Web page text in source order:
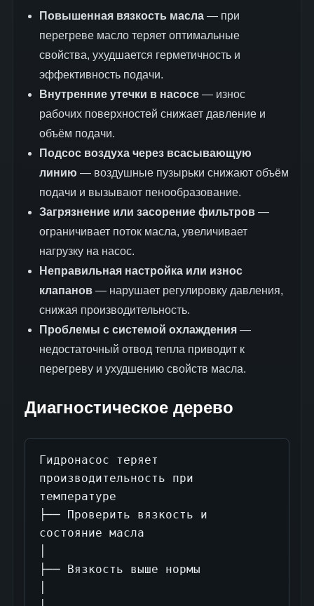
Повышенная вязкость масла— при
перегреве масло теряет оптимальные
свойства, ухудшается герметичность и
эффективность подачи.
Внутренние утечки в насосе— износ
рабочих поверхностей снижает давление и
объём подачи.
Подсос воздуха через всасывающую
линию — воздушные пузырьки снижают объём
подачи и вызывают пенообразование.
Загрязнение или засорение фильтров—
ограничивает поток масла, увеличивает
нагрузку на насос.
Неправильная настройка или износ
клапанов— нарушает регулировку давления,
снижая производительность.
Проблемы с системой охлаждения—
недостаточный отвод тепла приводит к
перегреву и ухудшению свойств масла.
Диагностическое дерево
Гидронасос теряет
производительность при
температуре
├── Проверить вязкость и
состояние масла
├── Вязкость выше нормы